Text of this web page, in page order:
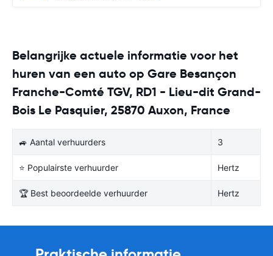
Belangrijke actuele informatie voor het
huren van een auto op Gare Besançon
Franche-Comté TGV, RD1 - Lieu-dit Grand-
Bois Le Pasquier, 25870 Auxon, France
🚙 Aantal verhuurders 3
⭐ Populairste verhuurder Hertz
🏆 Best beoordeelde verhuurder Hertz